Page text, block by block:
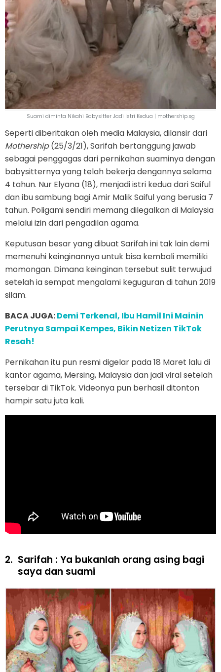
Suami diminta Nikahi Babysitter Jadi Istri Kedua | mothership.sg
Seperti diberitakan oleh media Malaysia, dilansir dari
Mothership(25/3/21), Sarifah bertanggung jawab
sebagai penggagas dari pernikahan suaminya dengan
babysitternya yang telah bekerja dengannya selama
4 tahun. Nur Elyana (18), menjadi istri kedua dari Saiful
dan ibu sambung bagi Amir Malik Saiful yang berusia 7
tahun. Poligami sendiri memang dilegalkan di Malaysia
melalui izin dari pengadilan agama.
Keputusan besar yang dibuat Sarifah ini tak lain demi
memenuhi keinginannya untuk bisa kembali memiliki
momongan. Dimana keinginan tersebut sulit terwujud
setelah ia sempat mengalami keguguran di tahun 2019
silam.
BACA JUGA:Demi Terkenal, Ibu Hamil Ini Mainin
Perutnya Sampai Kempes, Bikin Netizen TikTok
Resah!
Pernikahan itu pun resmi digelar pada 18 Maret lalu di
kantor agama, Mersing, Malaysia dan jadi viral setelah
tersebar di TikTok. Videonya pun berhasil ditonton
hampir satu juta kali.
2. Sarifah : Ya bukanlah orang asing bagi
saya dan suami